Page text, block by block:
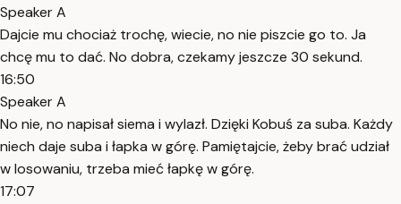
Speaker A
Dajcie mu chociaż trochę, wiecie, no nie piszcie go to. Ja
chcę mu to dać. No dobra, czekamy jeszcze 30 sekund.
16:50
Speaker A
No nie, no napisał siema i wylazł. Dzięki Kobuś za suba. Każdy
niech daje suba i łapka w górę. Pamiętajcie, żeby brać udział
w losowaniu, trzeba mieć łapkę w górę.
17:07